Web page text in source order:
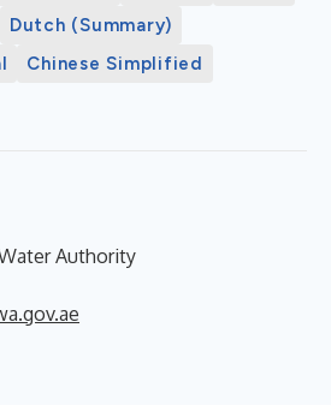
Dutch (Summary)
Chinese Simplified
Authority